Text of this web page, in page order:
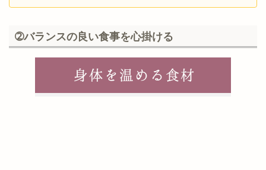
➁バランスの良い食事を心掛ける